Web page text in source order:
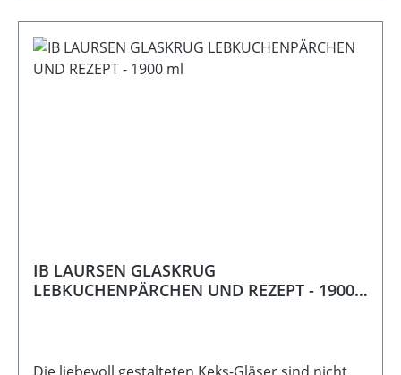
IB LAURSEN GLASKRUG
LEBKUCHENPÄRCHEN UND REZEPT - 1900